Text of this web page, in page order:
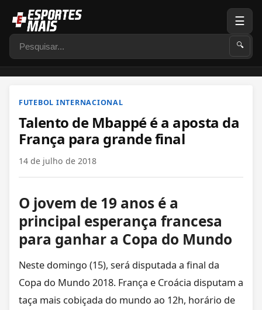
Pesquisar 🔍
☰
FUTEBOL INTERNACIONAL
Talento de Mbappé é a aposta da
França para grande final
14 de julho de 2018
O jovem de 19 anos é a
principal esperança francesa
para ganhar a Copa do Mundo
Neste domingo (15), será disputada a final da
Copa do Mundo 2018. França e Croácia disputam a
taça mais cobiçada do mundo ao 12h, horário de